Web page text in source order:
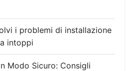
i problemi di installazione
intoppi
Modo Sicuro: Consigli